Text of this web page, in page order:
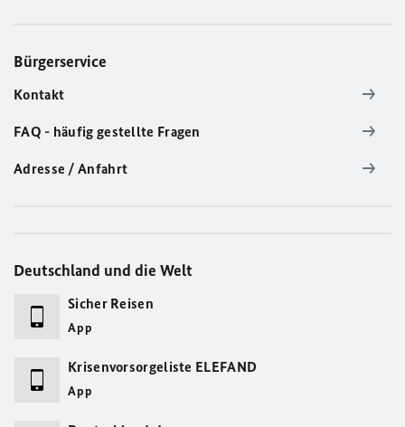
Bürgerservice
Kontakt
FAQ - häufig gestellte Fragen
Adresse / Anfahrt
Deutschland und die Welt
Sicher Reisen
App
Krisenvorsorgeliste ELEFAND
App